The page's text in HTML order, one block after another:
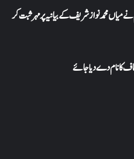
میاں محمد نواز شریف کے بیانیہ پر مہر ثبت کر
کا نام دے دیا جائے